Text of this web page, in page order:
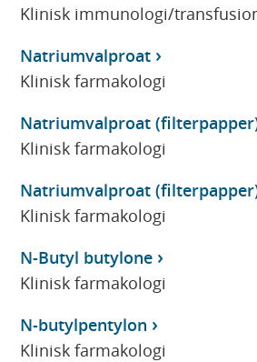
Klinisk immunologi/
Natriumvalproat
Klinisk farmakologi
Natriumvalproat
Klinisk farmakologi
Natriumvalproat
Klinisk farmakologi
N-Butyl butylone
Klinisk farmakologi
N-butylpentylon
Klinisk farmakologi